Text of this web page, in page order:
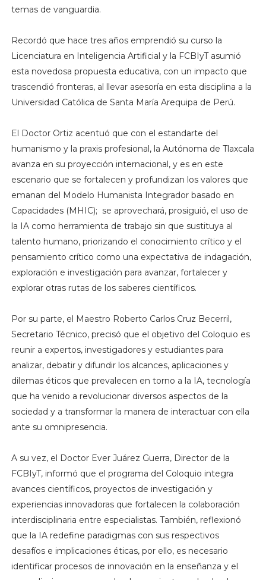
temas de vanguardia.
Recordó que hace tres años emprendió su curso la
Licenciatura en Inteligencia Artificial y la FCBIyT asumió
esta novedosa propuesta educativa, con un impacto que
trascendió fronteras, al llevar asesoría en esta disciplina a la
Universidad Católica de Santa María Arequipa de Perú.
El Doctor Ortiz acentuó que con el estandarte del
humanismo y la praxis profesional, la Autónoma de Tlaxcala
avanza en su proyección internacional, y es en este
escenario que se fortalecen y profundizan los valores que
emanan del Modelo Humanista Integrador basado en
Capacidades (MHIC); se aprovechará, prosiguió, el uso de
la IA como herramienta de trabajo sin que sustituya al
talento humano, priorizando el conocimiento crítico y el
pensamiento crítico como una expectativa de indagación,
exploración e investigación para avanzar, fortalecer y
explorar otras rutas de los saberes científicos.
Por su parte, el Maestro Roberto Carlos Cruz Becerril,
Secretario Técnico, precisó que el objetivo del Coloquio es
reunir a expertos, investigadores y estudiantes para
analizar, debatir y difundir los alcances, aplicaciones y
dilemas éticos que prevalecen en torno a la IA, tecnología
que ha venido a revolucionar diversos aspectos de la
sociedad y a transformar la manera de interactuar con ella
ante su omnipresencia.
A su vez, el Doctor Ever Juárez Guerra, Director de la
FCBIyT, informó que el programa del Coloquio integra
avances científicos, proyectos de investigación y
experiencias innovadoras que fortalecen la colaboración
interdisciplinaria entre especialistas. También, reflexionó
que la IA redefine paradigmas con sus respectivos
desafíos e implicaciones éticas, por ello, es necesario
identificar procesos de innovación en la enseñanza y el